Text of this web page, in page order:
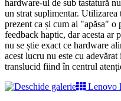
hardware-ul de sub tastatură
un strat suplimentar. Utilizarea
prezent ca și cum ai "apăsa" o
feedback haptic, dar acesta ar
nu se știe exact ce hardware
acest lucru nu este cu
translucid fiind în centrul
Lenovo